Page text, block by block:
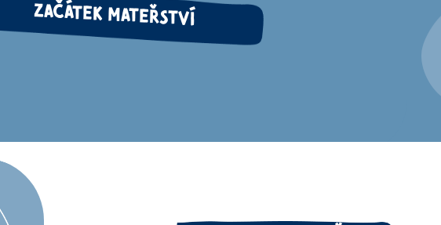
ZAČÁTEK MATEŘSTVÍ